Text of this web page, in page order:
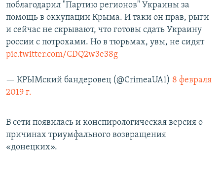
поблагодарил "Партию регионов" Украины за
помощь в оккупации Крыма. И таки он прав, рыги
и сейчас не скрывают, что готовы сдать Украину
россии с потрохами. Но в тюрьмах, увы, не сидят
pic.twitter.com/CDQ2w3e38g
— КРЫМский бандеровец (@CrimeaUA1) 8 февраля
2019 г.
В сети появилась и конспирологическая версия о
причинах триумфального возвращения
«донецких».